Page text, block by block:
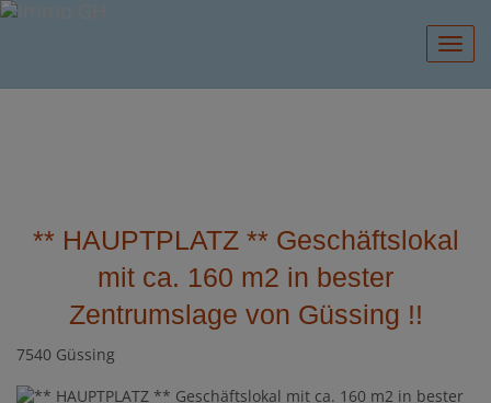
** HAUPTPLATZ ** Geschäftslokal
mit ca. 160 m2 in bester
Zentrumslage von Güssing !!
7540 Güssing